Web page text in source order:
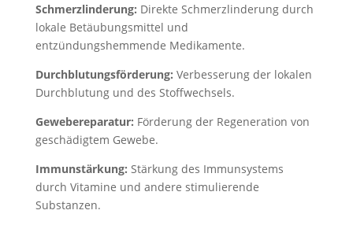
Schmerzlinderung: Direkte Schmerzlinderung durch
lokale Betäubungsmittel und
entzündungshemmende Medikamente.
Durchblutungsförderung: Verbesserung der lokalen
Durchblutung und des Stoffwechsels.
Gewebereparatur: Förderung der Regeneration von
geschädigtem Gewebe.
Immunstärkung: Stärkung des Immunsystems
durch Vitamine und andere stimulierende
Substanzen.